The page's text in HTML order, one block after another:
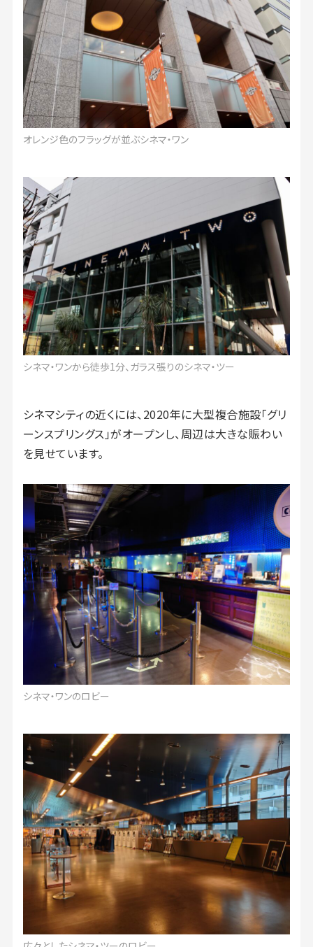
オレンジ色のフラッグが並ぶシネマ・ワン
シネマ・ワンから徒歩1分、ガラス張りのシネマ・ツー
シネマシティの近くには、2020年に大型複合施設「グリ
ーンスプリングス」がオープンし、周辺は大きな賑わい
を見せています。
シネマ・ワンのロビー